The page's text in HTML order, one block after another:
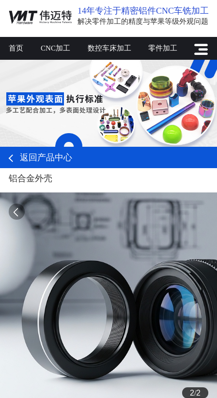
14年专注于精密铝件CNC车铣加工
解决零件加工的精度与苹果等级外观问题
首页 CNC加工 数控车床加工 零件加工
返回产品中心
铝合金外壳
1/2